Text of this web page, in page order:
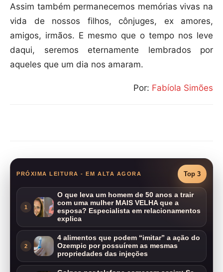
Assim também permanecemos memórias vivas na
vida de nossos filhos, cônjuges, ex amores,
amigos, irmãos. E mesmo que o tempo nos leve
daqui, seremos eternamente lembrados por
aqueles que um dia nos amaram.
Por: Fabíola Simões
PRÓXIMA LEITURA - EM ALTA AGORA Top 3
1
O que leva um homem de 50 anos a trair
com uma mulher MAIS VELHA que a
esposa? Especialista em relacionamentos
explica
2
4 alimentos que podem “imitar” a ação do
Ozempic por possuírem as mesmas
propriedades das injeções